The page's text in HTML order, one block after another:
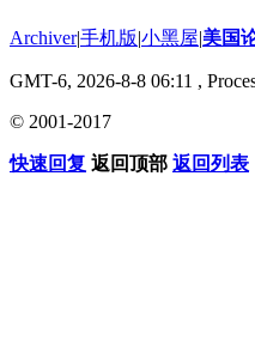
Archiver|手机版|小黑屋|美国
GMT-6, 2026-8-8 06:11 ,
© 2001-2017
快速回复 返回顶部 返回列表